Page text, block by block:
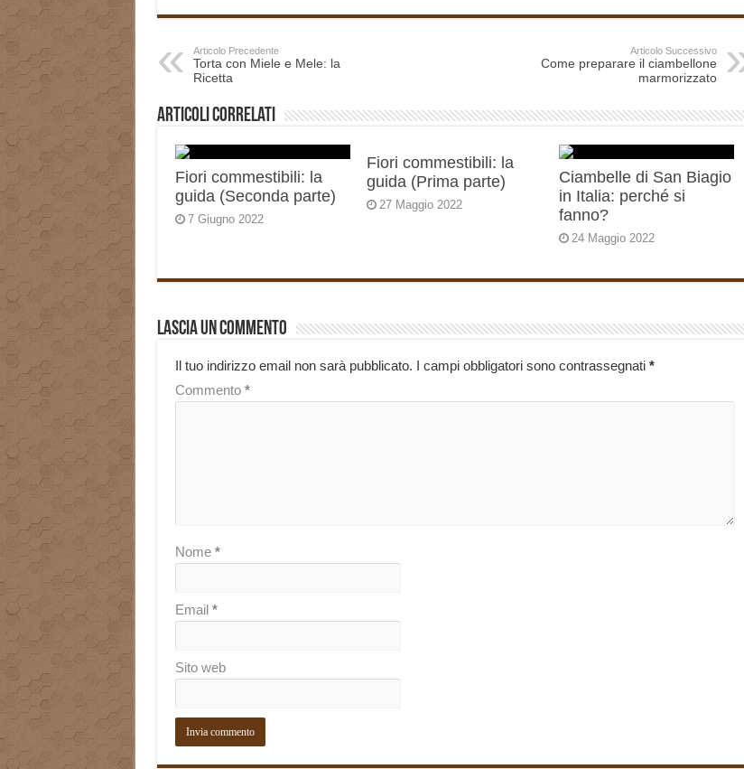
Articolo Precedente
Torta con Miele e Mele: la
Ricetta
Articolo Successivo
Come preparare il ciambellone
marmorizzato
Articoli correlati
Fiori commestibili: la
guida (Seconda parte)
7 Giugno 2022
Fiori commestibili: la
guida (Prima parte)
27 Maggio 2022
Ciambelle di San Biagio
in Italia: perché si
fanno?
24 Maggio 2022
Lascia un commento
Il tuo indirizzo email non sarà pubblicato. I campi obbligatori sono contrassegnati *
Commento *
Nome *
Email *
Sito web